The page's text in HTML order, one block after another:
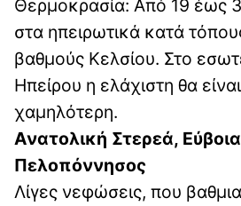
Θερμοκρασία: Από 19 έως
στα ηπειρωτικά κατά
βαθμούς Κελσίου. Στο
Ηπείρου η ελάχιστη θα
χαμηλότερη.
Ανατολική Στερεά,
Πελοπόννησος
Λίγες νεφώσεις, που